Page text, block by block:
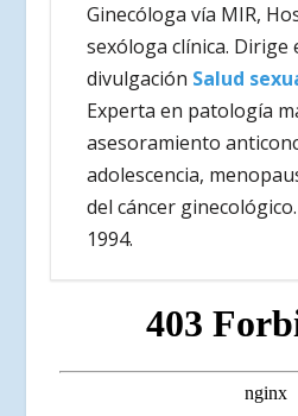
Ginecóloga vía MIR,
sexóloga clínica. Dirige
divulgación Salud
Experta en patología
asesoramiento
adolescencia,
del cáncer
1994.